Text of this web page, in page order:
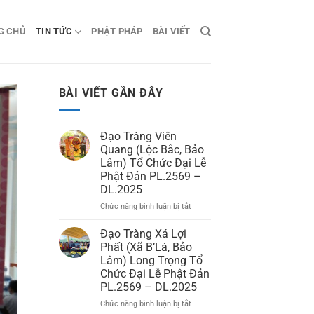
CHỦ TIN TỨC PHẬT PHÁP BÀI VIẾT
BÀI VIẾT GẦN ĐÂY
Đạo Tràng Viên
Quang (Lộc Bắc, Bảo
Lâm) Tổ Chức Đại Lễ
Phật Đản PL.2569 –
DL.2025
Chức năng bình luận bị tắt
Quang
(Lộc
Bắc,
Bảo
Đạo Tràng Xá Lợi
Phất (Xã B’Lá, Bảo
Lâm) Long Trọng Tổ
Chức Đại Lễ Phật Đản
PL.2569 – DL.2025
Chức năng bình luận bị tắt